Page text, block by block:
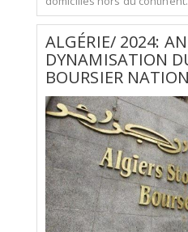
ALGÉRIE/ 2024:
DYNAMISATION
BOURSIER